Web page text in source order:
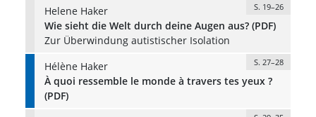
Helene Haker
S. 19–26
Wie sieht die Welt durch deine Augen aus? (PDF)
Zur Überwindung autistischer Isolation
Hélène Haker
S. 27–28
À quoi ressemble le monde à travers tes yeux ?
(PDF)